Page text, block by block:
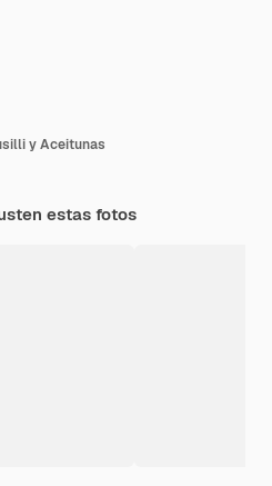
y Aceitunas
estas fotos